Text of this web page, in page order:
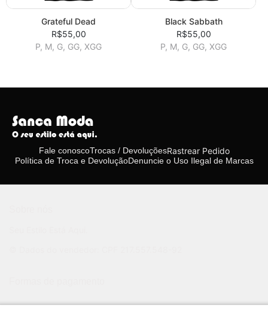
Grateful Dead
R$55,00
P, M, G, GG, XGG
Black Sabbath
R$55,00
P, M, G, GG, XGG
Fale conoscoTrocas / DevoluçõesRastrear Pedido
Política de Troca e DevoluçãoDenuncie o Uso Ilegal de Marcas